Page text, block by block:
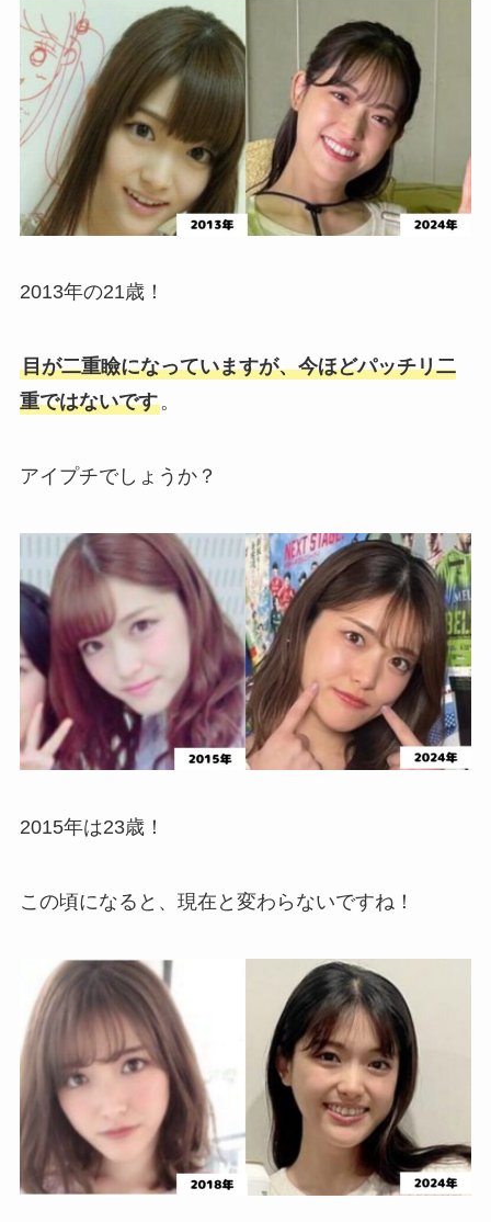
2013年の21歳！
目が二重瞼になっていますが、今ほどパッチリ二
重ではないです。
アイプチでしょうか？
2015年は23歳！
この頃になると、現在と変わらないですね！